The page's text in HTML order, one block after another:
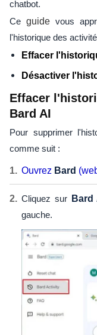
chatbot.
Ce guidevous
l'historique des
Effacer
Désactiver
Effacer
Bard AI
Pour supprimer
comme suit :
Ouvrez Bard
Cliquez sur Bard
gauche.